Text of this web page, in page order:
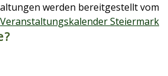
werden bereitgestellt vom
Veranstaltungskalender Steiermark